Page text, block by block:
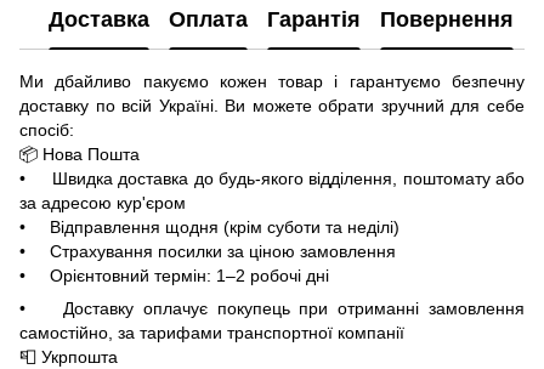
Доставка Оплата Гарантія Повернення
Ми дбайливо пакуємо кожен товар і гарантуємо безпечну
доставку по всій Україні. Ви можете обрати зручний для себе
спосіб:
📦 Нова Пошта
• Швидка доставка до будь-якого відділення, поштомату або
за адресою кур'єром
• Відправлення щодня (крім суботи та неділі)
• Страхування посилки за ціною замовлення
• Орієнтовний термін: 1–2 робочі дні
• Доставку оплачує покупець при отриманні замовлення
самостійно, за тарифами транспортної компанії
📮 Укрпошта